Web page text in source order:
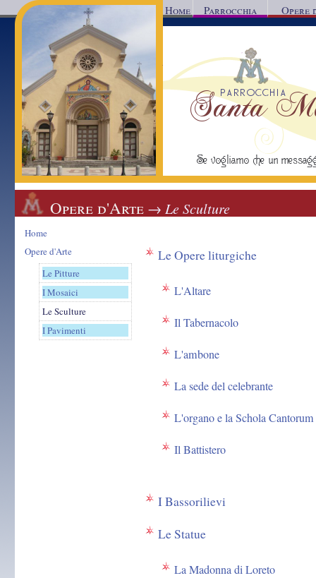
Home Parrocchia Opere
Parrocchia Santa
Reggio Calabria
Se vogliamo che un
Opere d'Arte → Le Sculture
Home
Opere d'Arte
Le Pitture
I Mosaici
Le Sculture
I Pavimenti
Le Opere liturgiche
L'Altare
Il Tabernacolo
L'ambone
La sede del celebrante
L'organo e la Schola Cantorum
Il Battistero
I Bassorilievi
Le Statue
La Madonna di Loreto